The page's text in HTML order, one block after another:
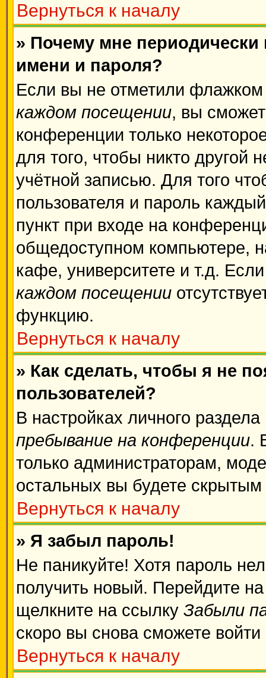
Вернуться к началу
» Почему мне
имени и пароля?
Если вы не отметили
каждом посещении, вы
конференции только
для того, чтобы никто другой
учётной записью. Для того
пользователя и пароль
пункт при входе на
общедоступном компьютере,
кафе, университете и т.д.
каждом посещении
функцию.
Вернуться к началу
» Как сделать, чтобы я не
пользователей?
В настройках личного
пребывание на конференции.
только администраторам,
остальных вы будете скрытым
Вернуться к началу
» Я забыл пароль!
Не паникуйте! Хотя пароль
получить новый. Перейдите
щелкните на ссылку Забыли
скоро вы снова сможете
Вернуться к началу